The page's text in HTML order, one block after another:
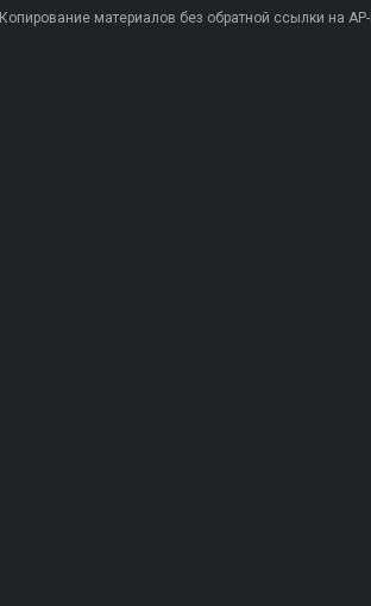
Копирование материалов без обратной ссылки на